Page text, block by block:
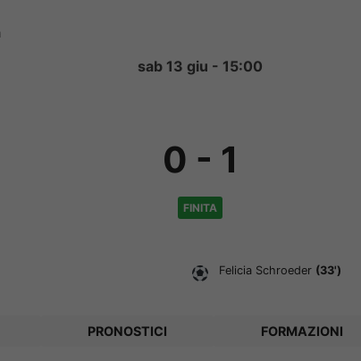
sab 13 giu - 15:00
0 - 1
FINITA
Felicia Schroeder (33')
PRONOSTICI FORMAZIONI